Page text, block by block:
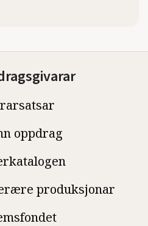
oppdrag
produksjonar